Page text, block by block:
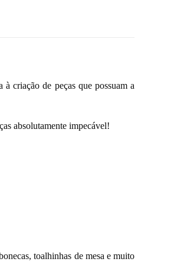
criação de peças que possuam a
absolutamente impecável!
toalhinhas de mesa e muito